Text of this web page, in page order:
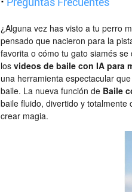
¿Alguna vez has visto a tu perro
pensado que nacieron para la
favorita o cómo tu gato siamés
losvideos de baile con IA para
una herramienta espectacular
baile. La nueva función de Baile
baile fluido, divertido y
crear magia.